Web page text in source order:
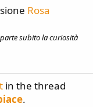
Rosa
subito la curiosità
in the thread
.